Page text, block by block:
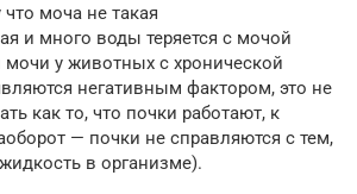
моча не такая
и много воды теряется с мочой
у животных с хронической
негативным фактором, это не
как то, что почки работают, к
— почки не справляются с тем,
в организме).